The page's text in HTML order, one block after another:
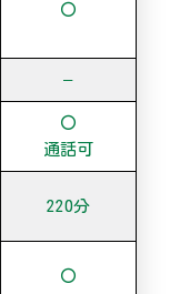
〇
–
〇
通話可
220分
〇